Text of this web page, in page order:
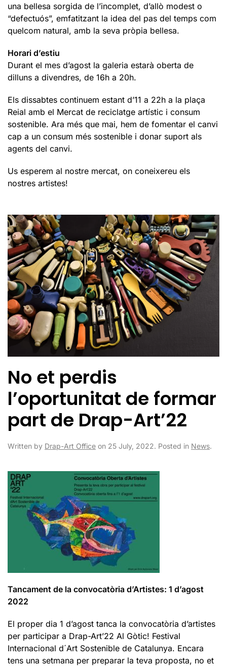
una bellesa sorgida de l’incomplet, d’allò modest o
“defectuós”, emfatitzant la idea del pas del temps com
quelcom natural, amb la seva pròpia bellesa.
Horari d’estiu
Durant el mes d’agost la galeria estarà oberta de
dilluns a divendres, de 16h a 20h.
Els dissabtes continuem estant d’11 a 22h a la plaça
Reial amb el Mercat de reciclatge artístic i consum
sostenible. Ara més que mai, hem de fomentar el canvi
cap a un consum més sostenible i donar suport als
agents del canvi.
Us esperem al nostre mercat, on coneixereu els
nostres artistes!
No et perdis
l’oportunitat de formar
part de Drap-Art’22
Written by Drap-Art Office on 25 July, 2022. Posted in News.
Tancament de la convocatòria d’Artistes: 1 d’agost
2022
El proper dia 1 d’agost tanca la convocatòria d’artistes
per participar a Drap-Art’22 Al Gòtic! Festival
Internacional d´Art Sostenible de Catalunya. Encara
tens una setmana per preparar la teva proposta, no et